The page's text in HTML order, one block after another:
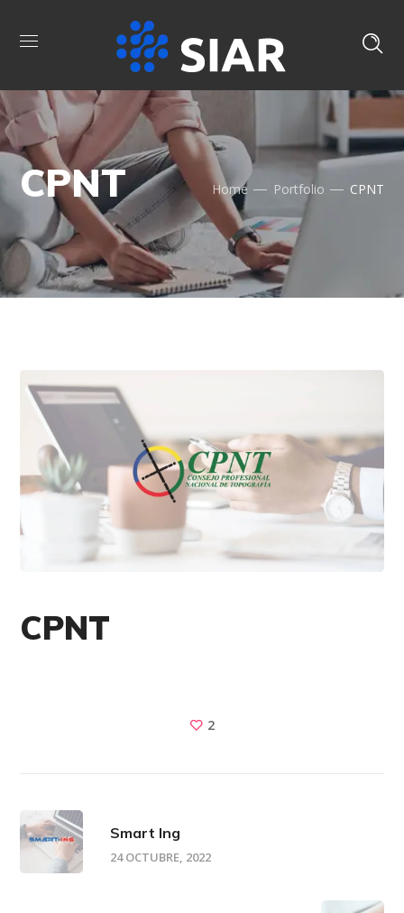
CPNT Home Portfolio CPNT
CPNT
2
Smart Ing
24 OCTUBRE, 2022